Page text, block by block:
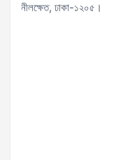
নীলক্ষেত, ঢাকা-১২০৫।